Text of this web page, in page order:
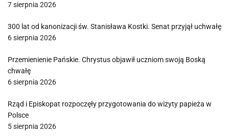
7 sierpnia 2026
300 lat od kanonizacji św. Stanisława Kostki. Senat przyjął uchwałę
6 sierpnia 2026
Przemienienie Pańskie. Chrystus objawił uczniom swoją Boską
chwałę
6 sierpnia 2026
Rząd i Episkopat rozpoczęły przygotowania do wizyty papieża w
Polsce
5 sierpnia 2026